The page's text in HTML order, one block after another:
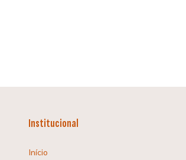
Institucional
Início